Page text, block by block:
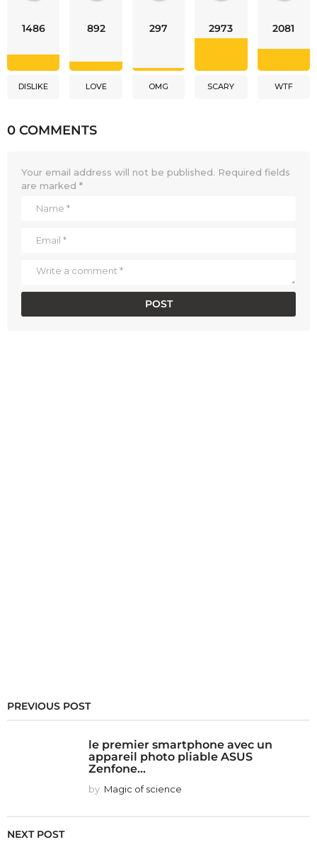
1486
DISLIKE
892
LOVE
297
OMG
2973
SCARY
2081
WTF
0 COMMENTS
Your email address will not be published. Required fields
are marked *
PREVIOUS POST
le premier smartphone avec un
appareil photo pliable ASUS
Zenfone...
by Magic of science
NEXT POST